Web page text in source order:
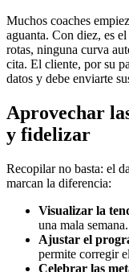
Muchos coaches
aguanta. Con diez, es
rotas, ninguna curva
cita. El cliente, por su
datos y debe enviarte
Aprovechar
y fidelizar
Recopilar no basta: el
marcan la diferencia:
Visualizar la
una mala semana.
Ajustar el
permite corregir
Celebrar las